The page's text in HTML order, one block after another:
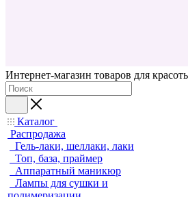
Интернет-магазин товаров для
Каталог
Распродажа
Гель-лаки, шеллаки, лаки
Топ, база, праймер
Аппаратный маникюр
Лампы для сушки и